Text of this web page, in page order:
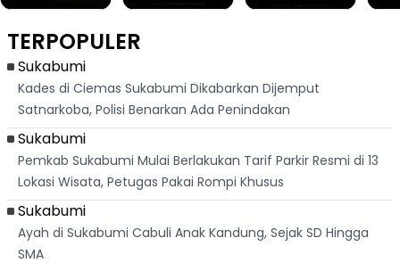
Dari
Palabuhanratu
TERPOPULER
Sukabumi
Kades di Ciemas Sukabumi Dikabarkan Dijemput
Satnarkoba, Polisi Benarkan Ada Penindakan
Sukabumi
Pemkab Sukabumi Mulai Berlakukan Tarif Parkir Resmi di 13
Lokasi Wisata, Petugas Pakai Rompi Khusus
Sukabumi
Ayah di Sukabumi Cabuli Anak Kandung, Sejak SD Hingga
SMA